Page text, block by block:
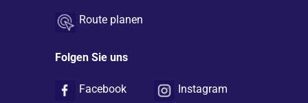
Route planen
Folgen Sie uns
Facebook Instagram